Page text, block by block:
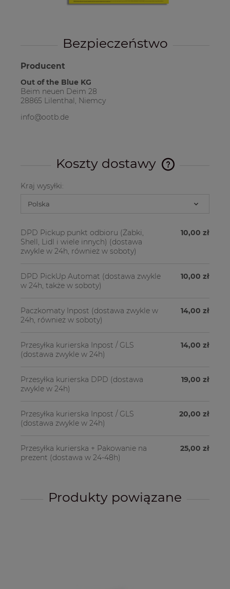
Bezpieczeństwo
Producent
Out of the Blue KG
Beim neuen Deim 28
28865 Lilenthal, Niemcy
info@ootb.de
Koszty dostawy
Cena nie
Kraj wysyłki:
DPD Pickup punkt odbioru (Żabki,
Shell, Lidl i wiele innych) (dostawa
zwykle w 24h, również w soboty)
10,00 zł
DPD PickUp Automat (dostawa zwykle
w 24h, także w soboty)
10,00 zł
Paczkomaty Inpost (dostawa zwykle w
24h, również w soboty)
14,00 zł
Przesyłka kurierska Inpost / GLS
(dostawa zwykle w 24h)
14,00 zł
Przesyłka kurierska DPD (dostawa
zwykle w 24h)
19,00 zł
Przesyłka kurierska Inpost / GLS
(dostawa zwykle w 24h)
20,00 zł
Przesyłka kurierska + Pakowanie na
prezent (dostawa w 24-48h)
25,00 zł
Produkty powiązane